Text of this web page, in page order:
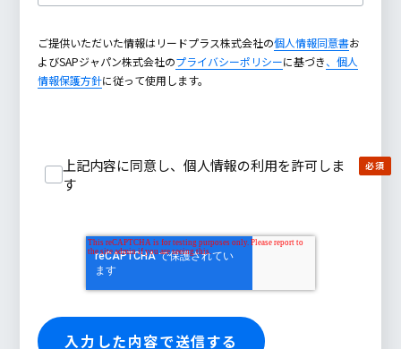
ご提供いただいた情報はリードプラス株式会社の個人情報同意書お
よびSAPジャパン株式会社のプライバシーポリシーに基づき、個人
情報保護方針に従って使用します。
上記内容に同意し、個人情報の利用を許可しま
す